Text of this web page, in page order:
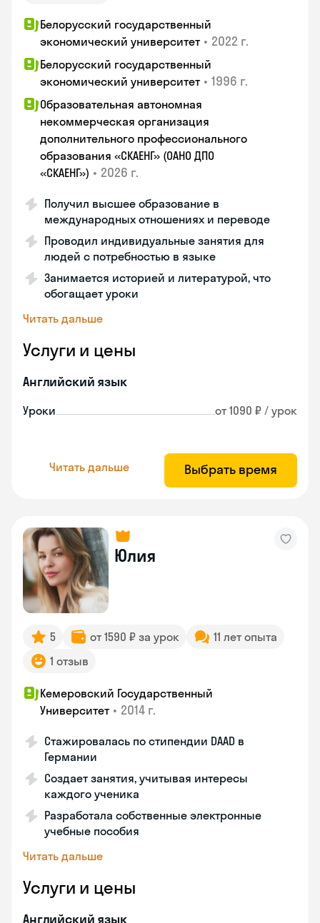
Белорусский государственный
экономический университет • 2022 г.
Белорусский государственный
экономический университет • 1996 г.
Образовательная автономная
некоммерческая организация
дополнительного профессионального
образования «СКАЕНГ» (ОАНО ДПО
«СКАЕНГ») • 2026 г.
Получил высшее образование в
международных отношениях и переводе
Проводил индивидуальные занятия для
людей с потребностью в языке
Занимается историей и литературой, что
обогащает уроки
Читать дальше
Услуги и цены
Английский язык
Уроки от 1090 ₽ / урок
Читать дальше Выбрать время
Юлия
5 от 1590 ₽ за урок
11 лет опыта
1 отзыв
Кемеровский Государственный
Университет • 2014 г.
Стажировалась по стипендии DAAD в
Германии
Создает занятия, учитывая интересы
каждого ученика
Разработала собственные электронные
учебные пособия
Читать дальше
Услуги и цены
Английский язык